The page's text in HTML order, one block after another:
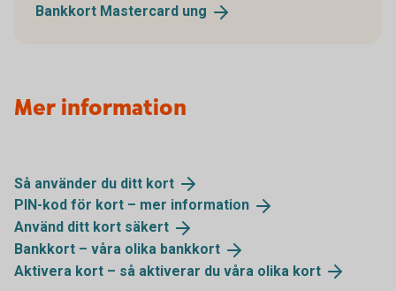
Bankkort Mastercard ung
Mer information
Så använder du ditt kort
PIN-kod för kort – mer information
Använd ditt kort säkert
Bankkort – våra olika bankkort
Aktivera kort – så aktiverar du våra olika kort